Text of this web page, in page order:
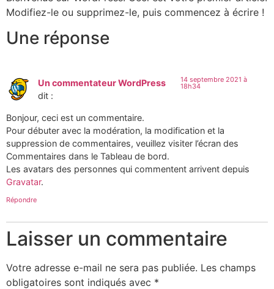
Modifiez-le ou supprimez-le, puis commencez à écrire !
Une réponse
Un commentateur WordPress
dit :
14 septembre 2021 à
18h34
Bonjour, ceci est un commentaire.
Pour débuter avec la modération, la modification et la
suppression de commentaires, veuillez visiter l’écran des
Commentaires dans le Tableau de bord.
Les avatars des personnes qui commentent arrivent depuis
Gravatar.
Répondre
Laisser un commentaire
Votre adresse e-mail ne sera pas publiée. Les champs
obligatoires sont indiqués avec *